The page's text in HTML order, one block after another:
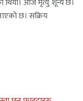
छ। सक्रिय